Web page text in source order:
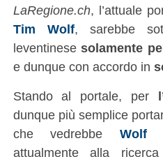
LaRegione.ch, l’attuale
Tim Wolf, sarebbe
leventinesesolamente
e dunque con accordo in
Stando al portale, per
dunque più semplice
che vedrebbeWolf
attualmente alla